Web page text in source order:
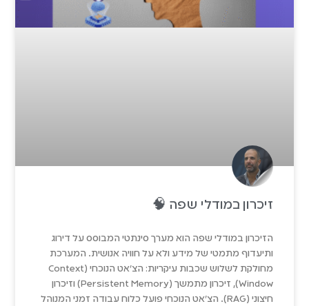
זיכרון במודלי שפה 🧠
הזיכרון במודלי שפה הוא מערך סינתטי המבוסס על דירוג
ותיעדוף מתמטי של מידע ולא על חוויה אנושית. המערכת
מחולקת לשלוש שכבות עיקריות: הצ'אט הנוכחי (Context
Window), זיכרון מתמשך (Persistent Memory) וזיכרון
חיצוני (RAG). הצ'אט הנוכחי פועל כלוח עבודה זמני המנוהל